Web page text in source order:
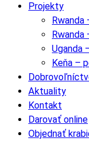
Projekty
Uganda
Keňa –
Aktuality
Kontakt
Darovať online
Objednať